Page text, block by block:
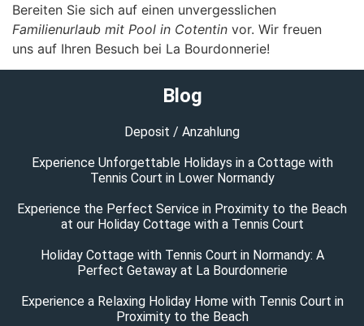
Bereiten Sie sich auf einen unvergesslichen
Familienurlaub mit Pool in Cotentin vor. Wir freuen
uns auf Ihren Besuch bei La Bourdonnerie!
Blog
Deposit / Anzahlung
Experience Unforgettable Holidays in a Cottage with
Tennis Court in Lower Normandy
Experience the Perfect Service in Proximity to the Beach
at our Holiday Cottage with a Tennis Court
Holiday Cottage with Tennis Court in Normandy: A
Perfect Getaway at La Bourdonnerie
Experience a Relaxing Holiday Home with Tennis Court in
Proximity to the Beach